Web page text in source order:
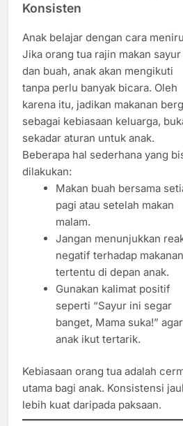
Konsisten
Anak belajar dengan cara
Jika orang tua rajin makan sayur
dan buah, anak akan mengikuti
tanpa perlu banyak bicara. Oleh
karena itu, jadikan makanan
sebagai kebiasaan keluarga,
sekadar aturan untuk anak.
Beberapa hal sederhana yang
dilakukan:
Makan buah bersama
pagi atau setelah makan
malam.
Jangan menunjukkan
negatif terhadap makanan
tertentu di depan anak.
Gunakan kalimat positif
seperti “Sayur ini segar
banget, Mama suka!” agar
anak ikut tertarik.
Kebiasaan orang tua adalah
utama bagi anak. Konsistensi
lebih kuat daripada paksaan.